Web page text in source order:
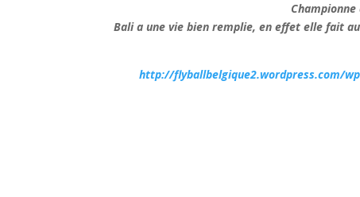
Bali a une vie bien remplie, en effet elle fait
http://flyballbelgique2.wordpress.com/